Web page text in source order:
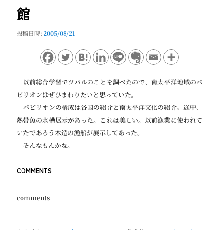
ョ
ン
館
投稿日時:2005/08/21
以前総合学習でツバルのことを調べたので、南太平洋地域のパ
ビリオンはぜひまわりたいと思っていた。
パビリオンの構成は各国の紹介と南太平洋文化の紹介。途中、
熱帯魚の水槽展示があった。これは美しい。以前漁業に使われて
いたであろう木造の漁船が展示してあった。
そんなもんかな。
COMMENTS
comments